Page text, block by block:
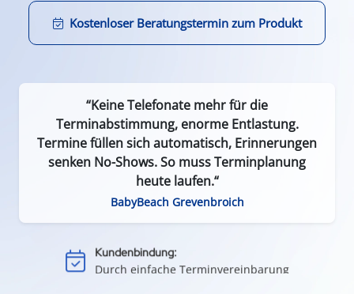
Kostenloser Beratungstermin zum Produkt
“Keine Telefonate mehr für die
Terminabstimmung, enorme Entlastung.
Termine füllen sich automatisch, Erinnerungen
senken No-Shows. So muss Terminplanung
heute laufen.“
BabyBeach Grevenbroich
Effizient & zeitsparend:
Weniger Leerlauf durch Terminausfälle
Einfach & flexibel:
Keine App oder Installation nötig
Kundenbindung:
Durch einfache Terminvereinbarung